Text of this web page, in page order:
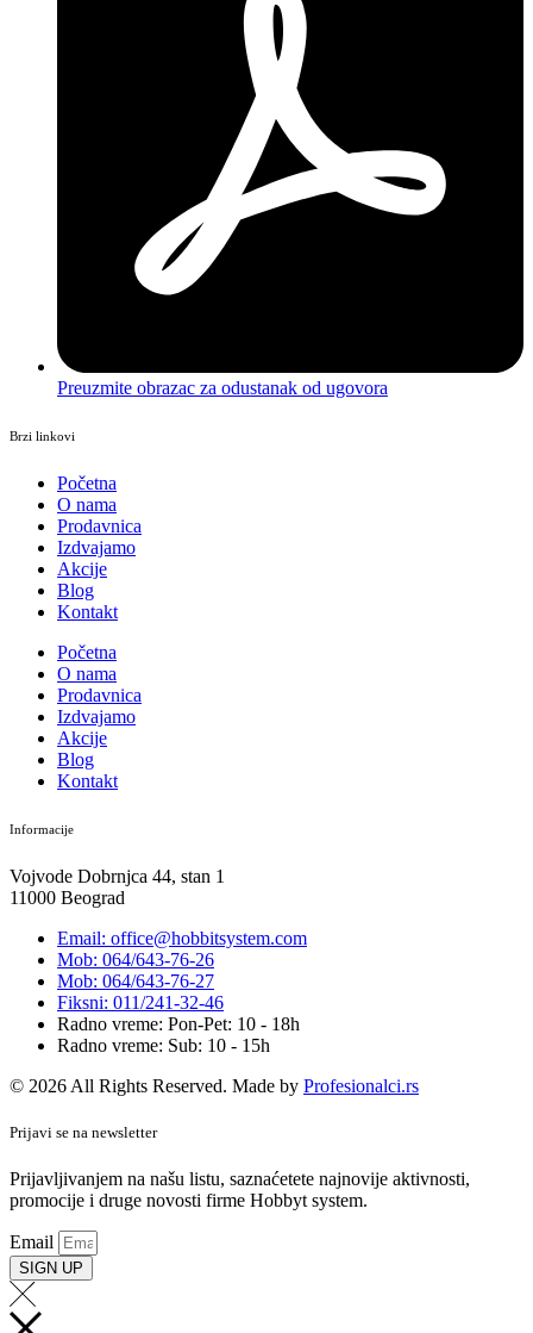
Preuzmite obrazac za odustanak od ugovora
Brzi linkovi
Početna
O nama
Prodavnica
Izdvajamo
Akcije
Blog
Kontakt
Početna
O nama
Prodavnica
Izdvajamo
Akcije
Blog
Kontakt
Informacije
Vojvode Dobrnjca 44, stan 1
11000 Beograd
Email: office@hobbitsystem.com
Mob: 064/643-76-26
Mob: 064/643-76-27
Fiksni: 011/241-32-46
Radno vreme: Pon-Pet: 10 - 18h
Radno vreme: Sub: 10 - 15h
© 2026 All Rights Reserved. Made by Profesionalci.rs
Prijavi se na newsletter
Prijavljivanjem na našu listu, saznaćetete najnovije aktivnosti,
promocije i druge novosti firme Hobbyt system.
Email
SIGN UP